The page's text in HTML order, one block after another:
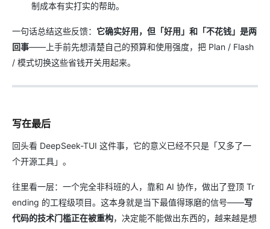
制成本有实打实的帮助。
一句话总结这些反馈： 它确实好用，但「好用」和「不花钱」是两
回事——上手前先想清楚自己的预算和使用强度，把 Plan / Flash
/ 模式切换这些省钱开关用起来。
写在最后
回头看 DeepSeek-TUI 这件事，它的意义已经不只是「又多了一
个开源工具」。
往里看一层：一个完全非科班的人，靠和 AI 协作，做出了登顶 Tr
ending 的工程级项目。这本身就是当下最值得琢磨的信号——写
代码的技术门槛正在被重构，决定能不能做出东西的，越来越是想